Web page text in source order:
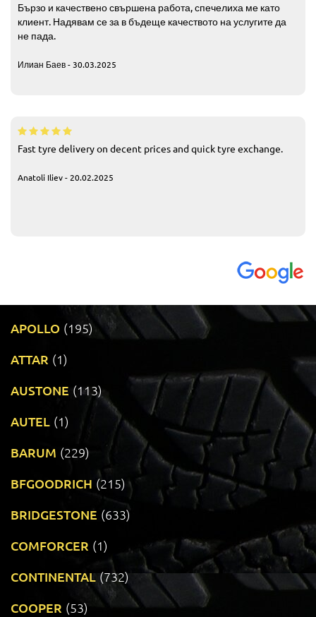
Бързо и качествено свършена работа, спечелиха ме като
клиент. Надявам се за в бъдеще качеството на услугите да
не пада.
Илиан Баев - 30.03.2025
Fast tyre delivery on decent prices and quick tyre exchange.
Anatoli Iliev - 20.02.2025
APOLLO (195)
ATTAR (1)
AUSTONE (113)
AUTEL (1)
BARUM (229)
BFGOODRICH (215)
BRIDGESTONE (633)
COMFORCER (1)
CONTINENTAL (732)
COOPER (53)